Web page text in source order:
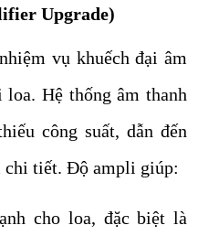
Upgrade)
vụ khuếch đại âm
Hệ thống âm thanh
công suất, dẫn đến
chi tiết. Độ ampli giúp:
cho loa, đặc biệt là